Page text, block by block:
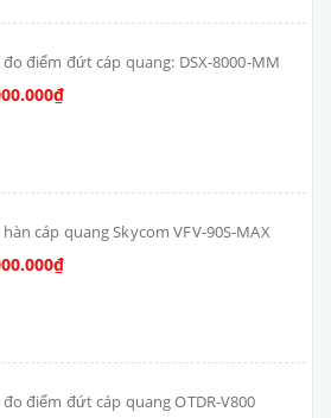
điểm đứt cáp quang: DSX-8000-MM
cáp quang Skycom VFV-90S-MAX
điểm đứt cáp quang OTDR-V800